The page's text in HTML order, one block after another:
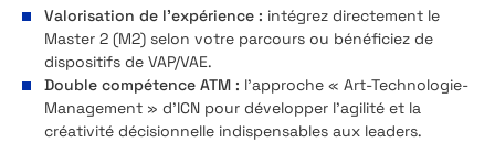
Valorisation de l’expérience : intégrez directement le
Master 2 (M2) selon votre parcours ou bénéficiez de
dispositifs de VAP/VAE.
Double compétence ATM : l’approche « Art-Technologie-
Management » d’ICN pour développer l’agilité et la
créativité décisionnelle indispensables aux leaders.